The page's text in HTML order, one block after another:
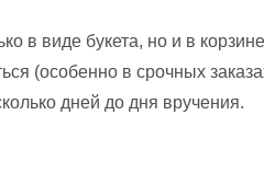
в виде букета, но и в
(особенно в срочных
дней до дня вручения.